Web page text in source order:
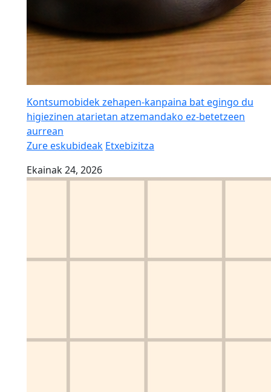
Kontsumobidek zehapen-kanpaina bat egingo du
higiezinen atarietan atzemandako ez-betetzeen
aurrean
Zure eskubideak Etxebizitza
Ekainak 24, 2026